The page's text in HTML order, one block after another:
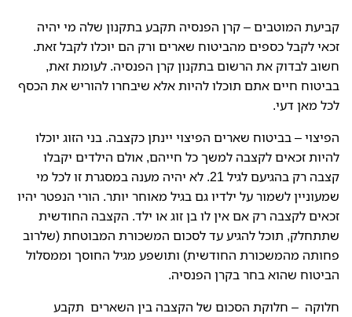
קביעת המוטבים – קרן הפנסיה תקבע בתקנון שלה מי יהיה
זכאי לקבל כספים מהביטוח שארים ורק הם יוכלו לקבל זאת.
חשוב לבדוק את הרשום בתקנון קרן הפנסיה. לעומת זאת,
בביטוח חיים אתם תוכלו להיות אלא שיבחרו להוריש את הכסף
לכל מאן דעי.
הפיצוי – בביטוח שארים הפיצוי יינתן כקצבה. בני הזוג יוכלו
להיות זכאים לקצבה למשך כל חייהם, אולם הילדים יקבלו
קצבה רק בהגיעם לגיל 21. לא יהיה מענה במסגרת זו לכל מי
שמעוניין לשמור על ילדיו גם בגיל מאוחר יותר. הורי הנפטר יהיו
זכאים לקצבה רק אם אין לו בן זוג או ילד. הקצבה החודשית
שתתחלק, תוכל להגיע עד לסכום המשכורת המבוטחת (שלרוב
פחותה מהמשכורת החודשית) ותושפע מגיל החוסך וממסלול
הביטוח שהוא בחר בקרן הפנסיה.
חלוקה – חלוקת הסכום של הקצבה בין השארים תקבע